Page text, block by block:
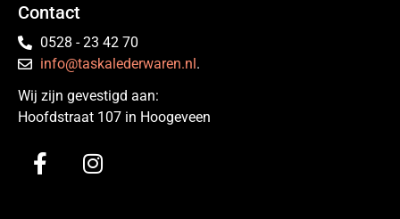
Contact
0528 - 23 42 70
info@taskalederwaren.nl.
Wij zijn gevestigd aan:
Hoofdstraat 107 in Hoogeveen